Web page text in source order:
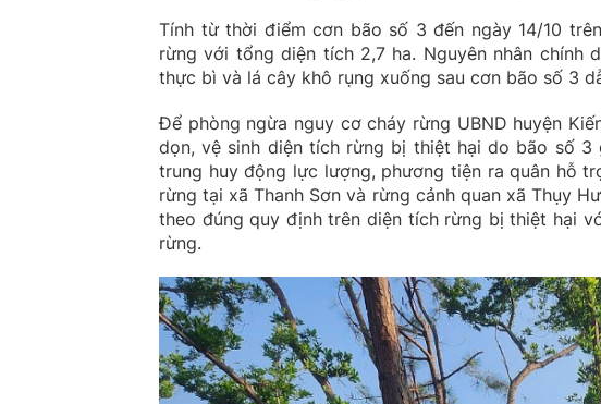
Tính từ thời điểm cơn bão số 3 đến ngày 14/10
rừng với tổng diện tích 2,7 ha. Nguyên nhân chính
thực bì và lá cây khô rụng xuống sau cơn bão số 3
Để phòng ngừa nguy cơ cháy rừng UBND huyện
dọn, vệ sinh diện tích rừng bị thiệt hại do bão số 3
trung huy động lực lượng, phương tiện ra quân hỗ
rừng tại xã Thanh Sơn và rừng cảnh quan xã Thụy
theo đúng quy định trên diện tích rừng bị thiệt hại
rừng.